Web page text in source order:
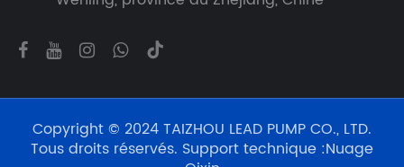
Copyright © 2024 TAIZHOU LEAD PUMP CO., LTD.
Tous droits réservés. Support technique :Nuage